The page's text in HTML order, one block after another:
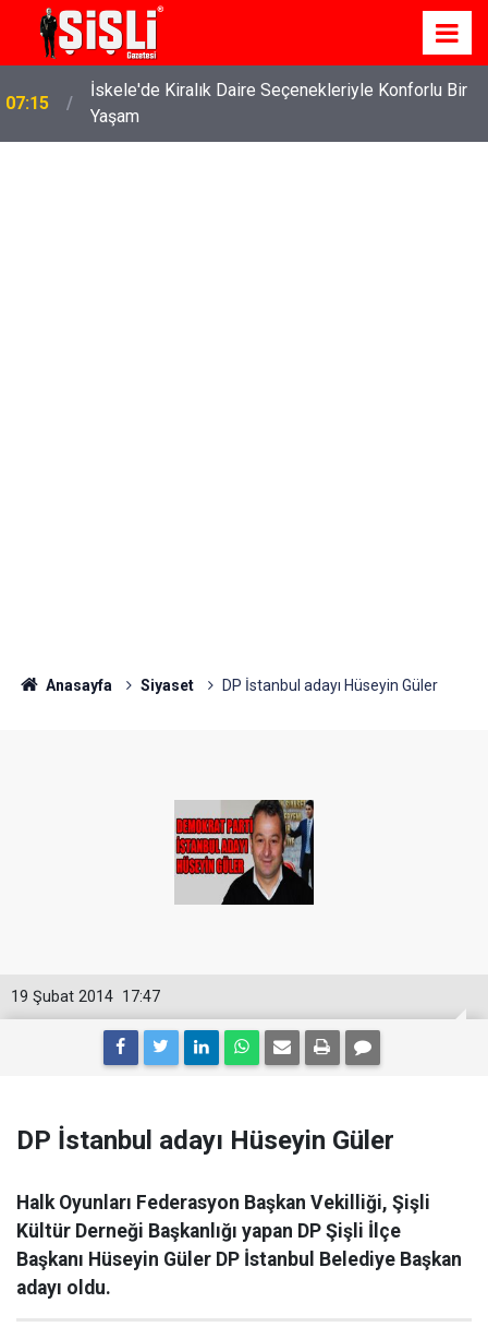
07:15
İskele'de Kiralık Daire Seçenekleriyle Konforlu Bir
Yaşam
Anasayfa Siyaset DP İstanbul adayı Hüseyin Güler
17:47
19 Şubat 2014
DP İstanbul adayı Hüseyin Güler
Halk Oyunları Federasyon Başkan Vekilliği, Şişli
Kültür Derneği Başkanlığı yapan DP Şişli İlçe
Başkanı Hüseyin Güler DP İstanbul Belediye Başkan
adayı oldu.